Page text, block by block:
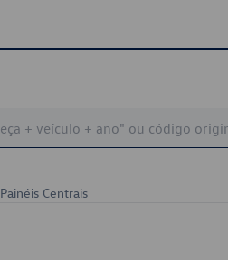
Painéis Centrais